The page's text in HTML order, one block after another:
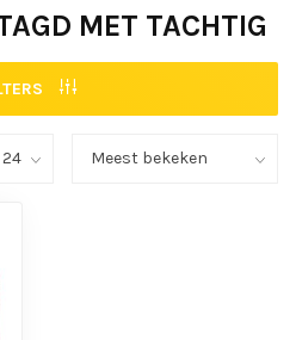
MET TACHTIG